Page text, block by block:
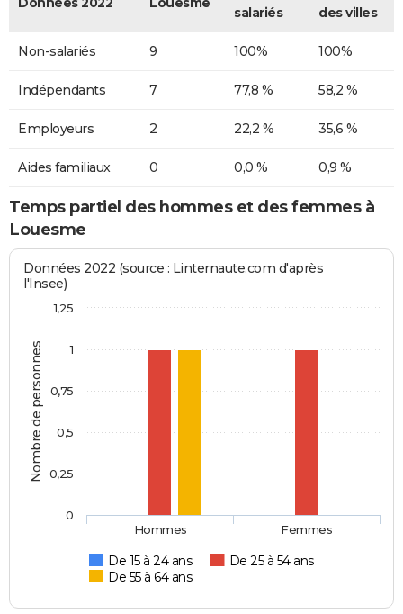
salariés
des villes
Non-salariés 9 100% 100%
Indépendants 7 77,8 % 58,2 %
Employeurs 2 22,2 % 35,6 %
Aides familiaux 0 0,0 % 0,9 %
Temps partiel des hommes et des femmes à
Louesme
Nombre de personnes
Données 2022 (source : Linternaute.com d'après
l'Insee)
De 15 à 24 ans
De 25 à 54 ans
De 55 à 64 ans
Hommes Femmes
0
0,25
0,5
0,75
1
1,25